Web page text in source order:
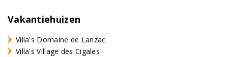
Vakantiehuizen
Villa's Domaine de Lanzac
Villa's Village des Cigales